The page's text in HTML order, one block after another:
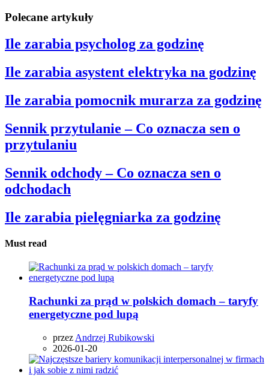
Polecane artykuły
Ile zarabia psycholog za godzinę
Ile zarabia asystent elektryka na godzinę
Ile zarabia pomocnik murarza za godzinę
Sennik przytulanie – Co oznacza sen o
przytulaniu
Sennik odchody – Co oznacza sen o
odchodach
Ile zarabia pielęgniarka za godzinę
Must read
Rachunki za prąd w polskich domach – taryfy
energetyczne pod lupą
przez Andrzej Rubikowski
2026-01-20